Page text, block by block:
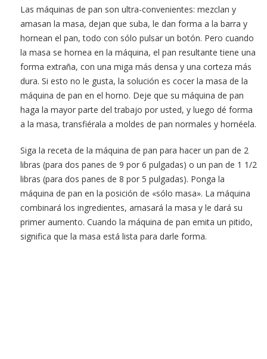
Las máquinas de pan son ultra-convenientes: mezclan y
amasan la masa, dejan que suba, le dan forma a la barra y
hornean el pan, todo con sólo pulsar un botón. Pero cuando
la masa se hornea en la máquina, el pan resultante tiene una
forma extraña, con una miga más densa y una corteza más
dura. Si esto no le gusta, la solución es cocer la masa de la
máquina de pan en el horno. Deje que su máquina de pan
haga la mayor parte del trabajo por usted, y luego dé forma
a la masa, transfiérala a moldes de pan normales y hornéela.
Siga la receta de la máquina de pan para hacer un pan de 2
libras (para dos panes de 9 por 6 pulgadas) o un pan de 1 1/2
libras (para dos panes de 8 por 5 pulgadas). Ponga la
máquina de pan en la posición de «sólo masa». La máquina
combinará los ingredientes, amasará la masa y le dará su
primer aumento. Cuando la máquina de pan emita un pitido,
significa que la masa está lista para darle forma.